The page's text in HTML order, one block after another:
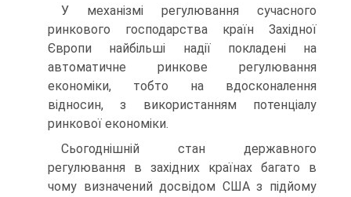
У механізмі регулювання сучасного
ринкового господарства країн Західної
Європи найбільші надії покладені на
автоматичне ринкове регулювання
економіки, тобто на вдосконалення
відносин, з використанням потенціалу
ринкової економіки.
Сьогоднішній стан державного
регулювання в західних країнах багато в
чому визначений досвідом США з підйому